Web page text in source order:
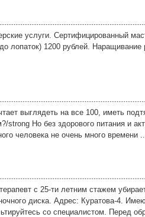
услуги. Сертифицированный
лопаток) 1200 рублей.
выглядеть на все 100, иметь
strong Но без здорового питания и
человека не очень много времени
с 25-ти летним стажем
диска. Адрес: Куратова-4.
со специалистом. Перед